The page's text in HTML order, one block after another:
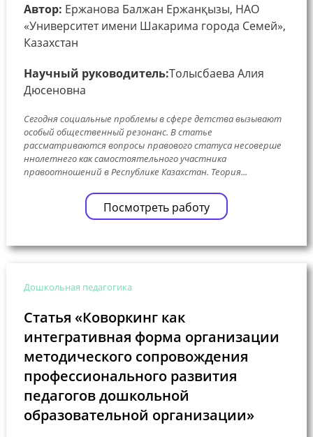
Автор: Ержанова Балжан Ержанқызы, НАО
«Университет имени Шакарима города Семей»,
Казахстан
Научный руководитель:Толысбаева Алия
Дюсеновна
Сегодня социальные пробле мы в сфе ре де тства вызывают
особый обще стве нный ре зонанс. В статье
рассматриваются вопросы правового статуса не сове рше
нноле тне го как самостояте льного участника
правоотноше ний в Ре спублике Казахстан. Те ория...
Посмотреть работу
Дошкольная педагогика
Статья «Коворкинг как
интегративная форма организации
методического сопровождения
профессионального развития
педагогов дошкольной
образовательной организации»